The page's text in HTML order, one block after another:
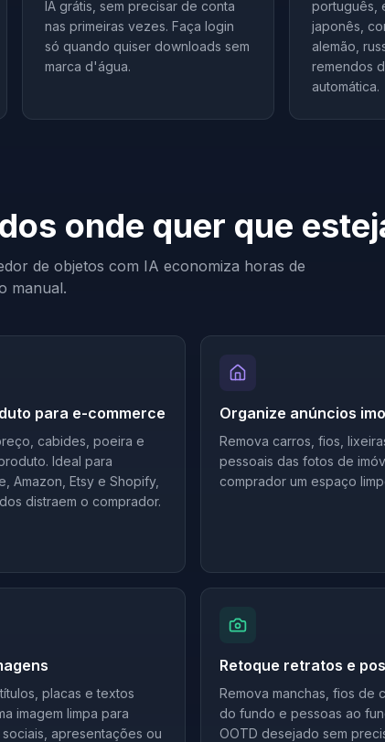
IA grátis, sem precisar de conta
nas primeiras vezes. Faça login
só quando quiser downloads sem
marca d'água.
português,
japonês,
alemão,
remendos
automática.
onde quer que
de objetos com IA economiza horas de
manual.
para e-commerce
cabides, poeira e
Ideal para
Amazon, Etsy e Shopify,
distraem o comprador.
Organize anúncios
Remova carros, fios,
pessoais das fotos de
comprador um espaço
placas e textos
imagem limpa para
apresentações ou
Retoque retratos e
Remova manchas, fios de
do fundo e pessoas ao
OOTD desejado sem